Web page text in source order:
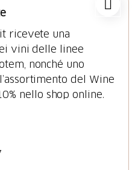
ricevete una
vini delle linee
nonché uno
del Wine
nello shop online.